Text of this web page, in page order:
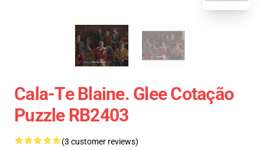
Cala-Te Blaine. Glee Cotação
Puzzle RB2403
(3 customer reviews)